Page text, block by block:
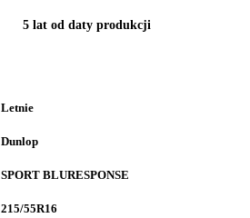
5 lat od daty produkcji
Letnie
Dunlop
SPORT BLURESPONSE
215/55R16